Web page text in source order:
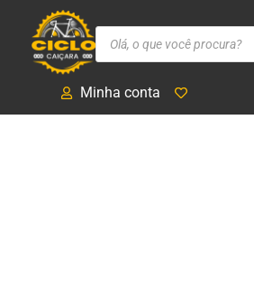
Minha conta